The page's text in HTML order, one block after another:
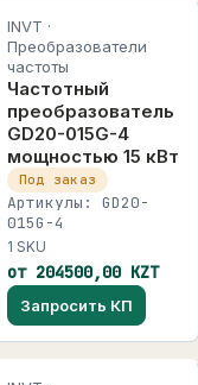
INVT ·
Преобразователи
частоты
Частотный
преобразователь
GD20-015G-4
мощностью 15 кВт
Под заказ
Артикулы: GD20-
015G-4
1 SKU
от 204500,00 KZT
Запросить КП